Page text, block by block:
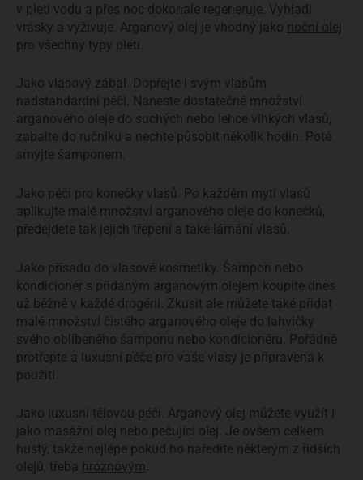
v pleti vodu a přes noc dokonale regeneruje. Vyhladí
vrásky a vyživuje. Arganový olej je vhodný jako noční olej
pro všechny typy pleti.
Jako vlasový zábal. Dopřejte i svým vlasům
nadstandardní péči. Naneste dostatečné množství
arganového oleje do suchých nebo lehce vlhkých vlasů,
zabalte do ručníku a nechte působit několik hodin. Poté
smyjte šamponem.
Jako péči pro konečky vlasů. Po každém mytí vlasů
aplikujte malé množství arganového oleje do konečků,
předejdete tak jejich třepení a také lámání vlasů.
Jako přísadu do vlasové kosmetiky. Šampon nebo
kondicionér s přidaným arganovým olejem koupíte dnes
už běžně v každé drogérii. Zkusit ale můžete také přidat
malé množství čistého arganového oleje do lahvičky
svého oblíbeného šamponu nebo kondicionéru. Pořádně
protřepte a luxusní péče pro vaše vlasy je připravená k
použití.
Jako luxusní tělovou péči. Arganový olej můžete využít i
jako masážní olej nebo pečující olej. Je ovšem celkem
hustý, takže nejlépe pokud ho naředíte některým z řidších
olejů, třeba hroznovým